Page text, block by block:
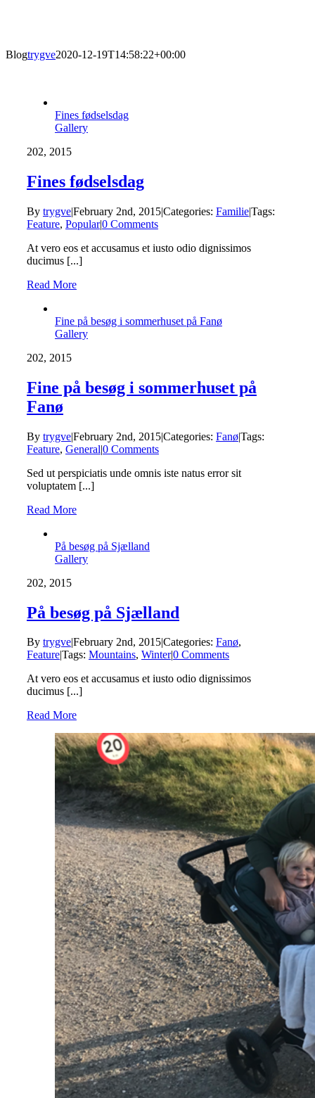
Blogtrygve2020-12-19T14:58:22+00:00
Fines fødselsdag
Gallery
202, 2015
Fines fødselsdag
By trygve|February 2nd, 2015|Categories: Familie|Tags:
Feature, Popular|0 Comments
At vero eos et accusamus et iusto odio dignissimos
ducimus [...]
Read More
Fine på besøg i sommerhuset på Fanø
Gallery
202, 2015
Fine på besøg i sommerhuset på
Fanø
By trygve|February 2nd, 2015|Categories: Fanø|Tags:
Feature, General|0 Comments
Sed ut perspiciatis unde omnis iste natus error sit
voluptatem [...]
Read More
På besøg på Sjælland
Gallery
202, 2015
På besøg på Sjælland
By trygve|February 2nd, 2015|Categories: Fanø,
Feature|Tags: Mountains, Winter|0 Comments
At vero eos et accusamus et iusto odio dignissimos
ducimus [...]
Read More